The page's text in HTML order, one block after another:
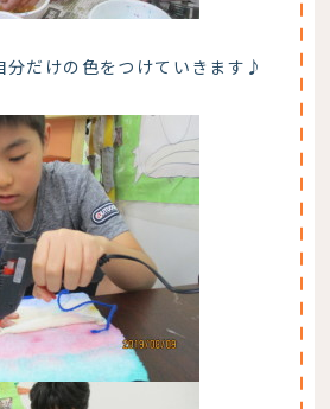
分だけの色をつけていきます♪